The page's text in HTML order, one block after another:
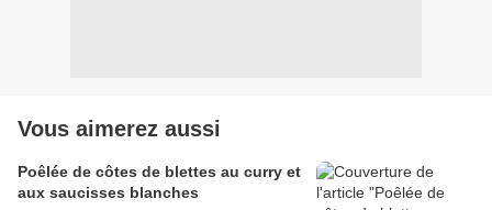
Vous aimerez aussi
Poêlée de côtes de blettes au curry et
aux saucisses blanches